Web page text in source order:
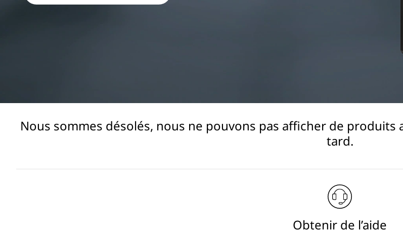
e
Nous sommes désolés, nous ne pouvons pas afficher de
tard.
Obtenir de l’aide